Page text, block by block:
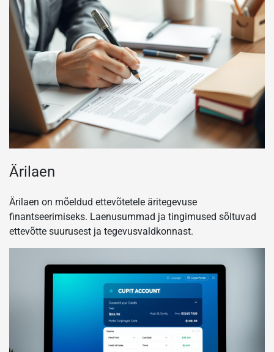
Ärilaen
Ärilaen on mõeldud ettevõtetele äritegevuse
finantseerimiseks. Laenusummad ja tingimused sõltuvad
ettevõtte suurusest ja tegevusvaldkonnast.